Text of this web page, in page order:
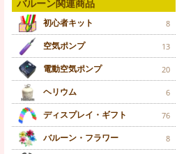
バルーン関連商品
初心者キット 8
空気ポンプ 13
電動空気ポンプ 20
ヘリウム 6
ディスプレイ・ギフト 76
バルーン・フラワー 8